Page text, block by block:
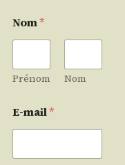
Nom*
Prénom Nom
E-mail*